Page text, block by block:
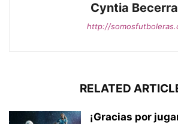
Cyntia Becerra
http://
RELATED
¡Gracias por